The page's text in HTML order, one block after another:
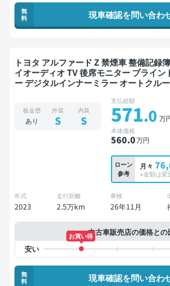
無
料
現車確認を問い合わ
トヨタ アルファード Z 禁煙車 整備記録簿あり ディスプレ
イオーディオ TV 後席モニター ブライン
ー デジタルインナーミラー オートクル
コーダー フルエアロ 衝突軽減 7人乗り
板金歴
あり
外装
S
内装
S
支払総額
571.0 万
本体価格
560.0万円
ローン
参考
月々
※金額は変
年式
2023
走行距離
2.5万km
車検
26年11月
中古車販売店の価格との
お買い得
無
料
現車確認を問い合わ